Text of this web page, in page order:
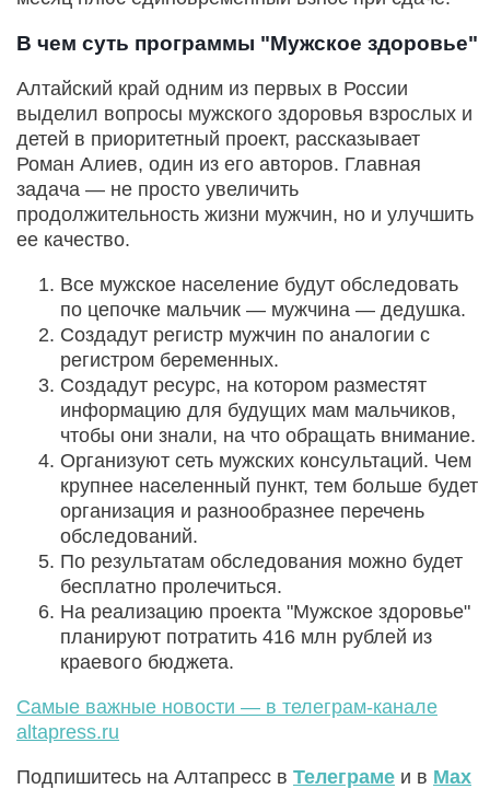
В чем суть программы "Мужское здоровье"
Алтайский край одним из первых в России
выделил вопросы мужского здоровья взрослых и
детей в приоритетный проект, рассказывает
Роман Алиев, один из его авторов. Главная
задача — не просто увеличить
продолжительность жизни мужчин, но и улучшить
ее качество.
Все мужское население будут обследовать
по цепочке мальчик — мужчина — дедушка.
Создадут регистр мужчин по аналогии с
регистром беременных.
Создадут ресурс, на котором разместят
информацию для будущих мам мальчиков,
чтобы они знали, на что обращать внимание.
Организуют сеть мужских консультаций. Чем
крупнее населенный пункт, тем больше будет
организация и разнообразнее перечень
обследований.
По результатам обследования можно будет
бесплатно пролечиться.
На реализацию проекта "Мужское здоровье"
планируют потратить 416 млн рублей из
краевого бюджета.
Самые важные новости — в телеграм-канале
altapress.ru
Подпишитесь на Алтапресс в Телеграме и в Max